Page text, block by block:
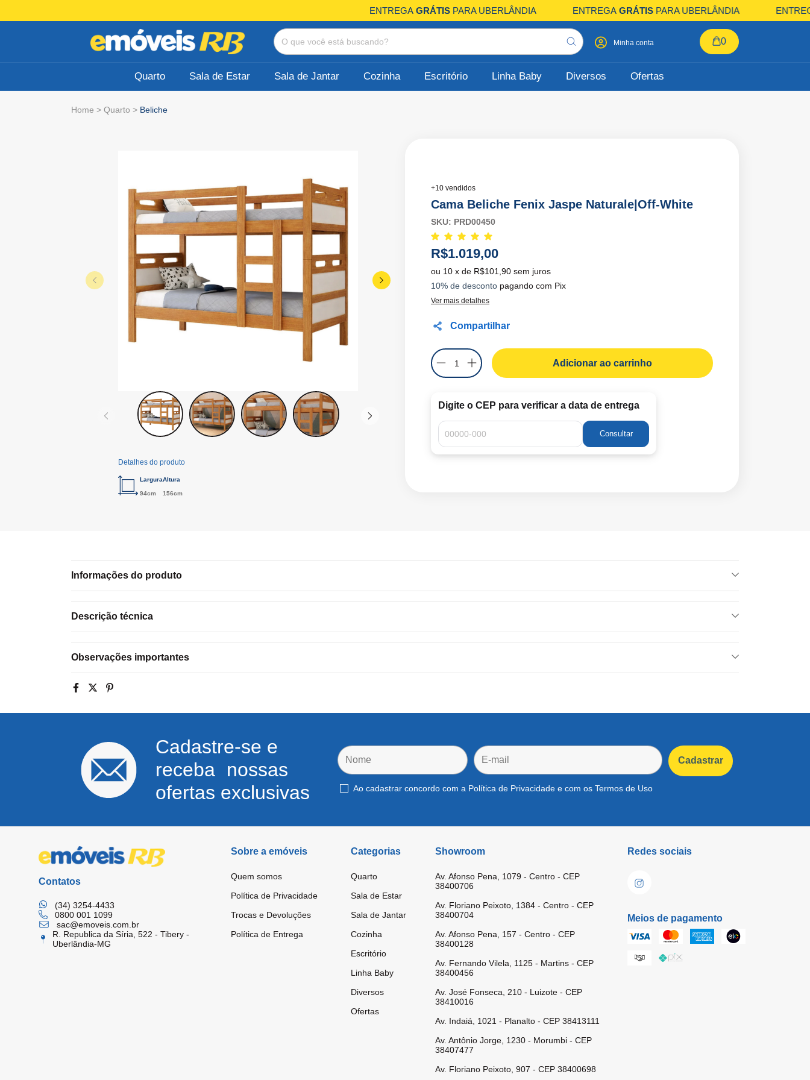
ENTREGAGRÁTISPARA UBERLÂNDIA ENTREGAGRÁTISPARA UBERLÂNDIA ENTREGA
Minha conta 0
Quarto Sala de Estar Sala de Jantar Cozinha Escritório Linha Baby Diversos Ofertas
Home > Quarto > Beliche
Detalhes do produto
Largura
94cm
Altura
156cm
+10 vendidos
Cama Beliche Fenix Jaspe Naturale|Off-White
SKU: PRD00450
R$1.019,00
10 x de R$101,90 sem juros
10% de desconto pagando com Pix
Ver mais detalhes
Compartilhar
Digite o CEP para verificar a data de entrega
Consultar
Informações do produto
Descrição técnica
Observações importantes
Cadastre-se e
receba nossas
ofertas exclusivas
Ao cadastrar concordo com a Política de Privacidade e com os Termos de Uso
Contatos
(34) 3254-4433
0800 001 1099
sac@emoveis.com.br
R. Republica da Síria, 522 - Tibery -
Uberlândia-MG
Sobre a emóveis
Quem somos
Política de Privacidade
Trocas e Devoluções
Política de Entrega
Categorias
Quarto
Sala de Estar
Sala de Jantar
Cozinha
Escritório
Linha Baby
Diversos
Ofertas
Showroom
Av. Afonso Pena, 1079 - Centro - CEP
38400706
Av. Floriano Peixoto, 1384 - Centro - CEP
38400704
Av. Afonso Pena, 157 - Centro - CEP
38400128
Av. Fernando Vilela, 1125 - Martins - CEP
38400456
Av. José Fonseca, 210 - Luizote - CEP
38410016
Av. Indaiá, 1021 - Planalto - CEP 38413111
Av. Antônio Jorge, 1230 - Morumbi - CEP
38407477
Av. Floriano Peixoto, 907 - CEP 38400698
Redes sociais
Meios de pagamento